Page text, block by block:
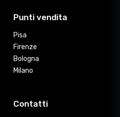
Punti vendita
Pisa
Firenze
Bologna
Milano
Contatti